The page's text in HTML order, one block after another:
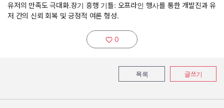
유저의 만족도 극대화.장기 흥행 기틀: 오프라인 행사를 통한 개발진과 유
저 간의 신뢰 회복 및 긍정적 여론 형성.
추천하기:
0
목록 글쓰기